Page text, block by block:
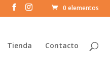
0 elementos
Tienda Contacto